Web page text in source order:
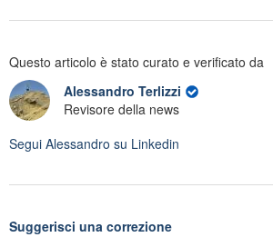
Questo articolo è stato curato e verificato da
Alessandro Terlizzi
Revisore della news
Segui Alessandro su Linkedin
Suggerisci una correzione